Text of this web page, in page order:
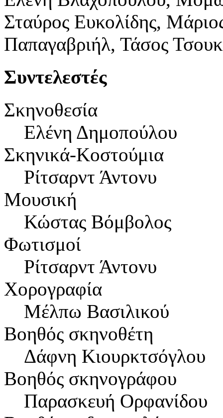
Σταύρος Ευκολίδης,
Παπαγαβριήλ, Τάσος
Συντελεστές
Σκηνοθεσία
Ελένη Δημοπούλου
Σκηνικά-Κοστούμια
Ρίτσαρντ Άντονυ
Μουσική
Κώστας Βόμβολος
Φωτισμοί
Ρίτσαρντ Άντονυ
Χορογραφία
Μέλπω Βασιλικού
Βοηθός σκηνοθέτη
Δάφνη Κιουρκτσόγλου
Βοηθός σκηνογράφου
Παρασκευή Ορφανίδου